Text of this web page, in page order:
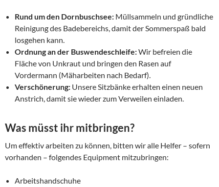
Rund um den Dornbuschsee: Müllsammeln und gründliche
Reinigung des Badebereichs, damit der Sommerspaß bald
losgehen kann.
Ordnung an der Buswendeschleife:Wir befreien die
Fläche von Unkraut und bringen den Rasen auf
Vordermann (Mäharbeiten nach Bedarf).
Verschönerung: Unsere Sitzbänke erhalten einen neuen
Anstrich, damit sie wieder zum Verweilen einladen.
Was müsst ihr mitbringen?
Um effektiv arbeiten zu können, bitten wir alle Helfer – sofern
vorhanden – folgendes Equipment mitzubringen:
Arbeitshandschuhe